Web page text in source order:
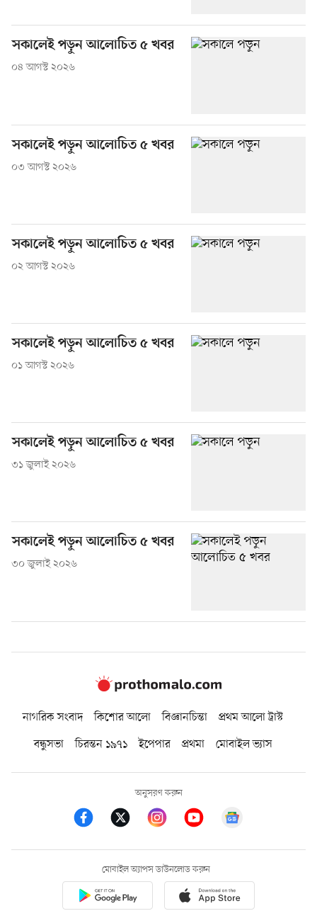
সকালেই পড়ুন আলোচিত ৫ খবর
০৪ আগস্ট ২০২৬
সকালেই পড়ুন আলোচিত ৫ খবর
০৩ আগস্ট ২০২৬
সকালেই পড়ুন আলোচিত ৫ খবর
০২ আগস্ট ২০২৬
সকালেই পড়ুন আলোচিত ৫ খবর
০১ আগস্ট ২০২৬
সকালেই পড়ুন আলোচিত ৫ খবর
৩১ জুলাই ২০২৬
সকালেই পড়ুন আলোচিত ৫ খবর
৩০ জুলাই ২০২৬
নাগরিক সংবাদ কিশোর আলো বিজ্ঞানচিন্তা
প্রথম আলো ট্রাস্ট
বন্ধুসভা
চিরন্তন ১৯৭১ ইপেপার প্রথমা মোবাইল ভ্যাস
অনুসরণ করুন
মোবাইল অ্যাপস ডাউনলোড করুন